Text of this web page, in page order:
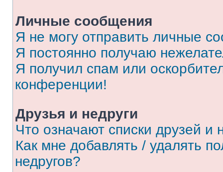
Личные сообщения
Я не могу отправить личные
Я постоянно получаю
Я получил спам или
конференции!
Друзья и недруги
Что означают списки друзей и
Как мне добавлять / удалять
недругов?